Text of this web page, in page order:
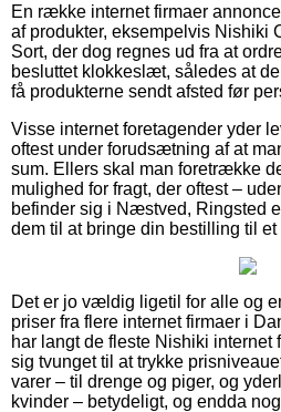
En række internet firmaer
af produkter, eksempelvis Nishiki
Sort, der dog regnes ud fra at
besluttet klokkeslæt, således at
få produkterne sendt afsted før
Visse internet foretagender yder
oftest under forudsætning af at
sum. Ellers skal man foretrække
mulighed for fragt, der oftest –
befinder sig i Næstved, Ringsted
dem til at bringe din bestilling til
Det er jo vældig ligetil for alle og
priser fra flere internet firmaer i
har langt de fleste Nishiki internet
sig tvunget til at trykke
varer – til drenge og piger, og
kvinder – betydeligt, og endda